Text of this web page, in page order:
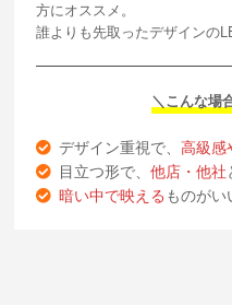
方にオススメ。
誰よりも先取ったデザインの
＼こんな場
デザイン重視で、高級感
目立つ形で、他店・他社
暗い中で映える ものがい